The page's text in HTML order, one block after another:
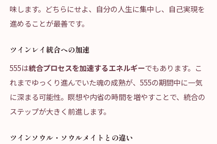
味します。どちらにせよ、自分の人生に集中し、自己実現を
進めることが最善です。
ツインレイ統合への加速
555は統合プロセスを加速するエネルギーでもあります。こ
れまでゆっくり進んでいた魂の成熟が、555の期間中に一気
に深まる可能性。瞑想や内省の時間を増やすことで、統合の
ステップが大きく前進します。
ツインソウル・ソウルメイトとの違い